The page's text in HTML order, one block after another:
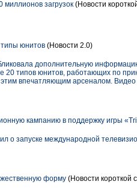
миллионов загрузок (Новости
юнитов (Новости 2.0)
дополнительную
20 типов юнитов, работающих по
впечатляющим арсеналом.
кампанию в поддержку игры
о запуске международной
форму (Новости короткой